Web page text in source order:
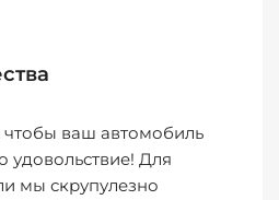
ваш автомобиль
удовольствие! Для
мы скрупулезно